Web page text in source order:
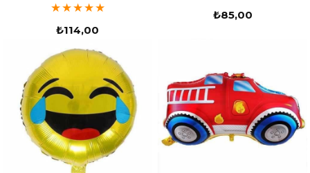
★★★★★
₺114,00
₺85,00